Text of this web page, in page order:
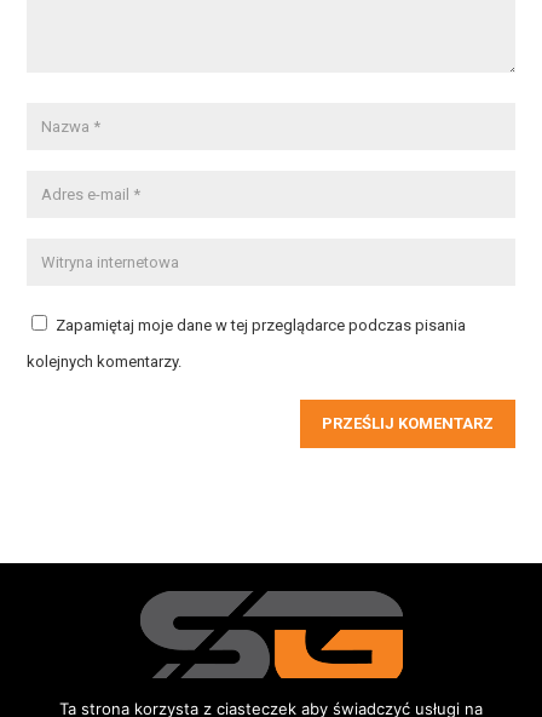
Zapamiętaj moje dane w tej przeglądarce podczas pisania
kolejnych komentarzy.
PRZEŚLIJ KOMENTARZ
Ta strona korzysta z ciasteczek aby świadczyć usługi na